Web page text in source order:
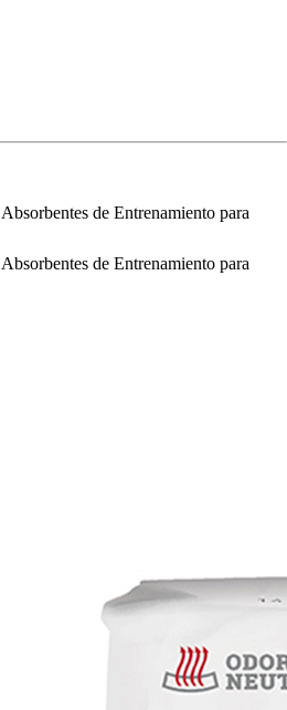
de Entrenamiento para
de Entrenamiento para